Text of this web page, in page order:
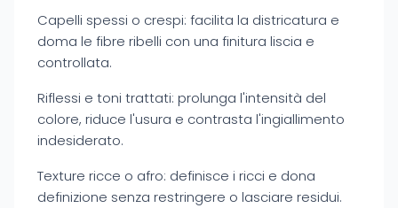
Capelli spessi o crespi: facilita la districatura e
doma le fibre ribelli con una finitura liscia e
controllata.
Riflessi e toni trattati: prolunga l'intensità del
colore, riduce l'usura e contrasta l'ingiallimento
indesiderato.
Texture ricce o afro: definisce i ricci e dona
definizione senza restringere o lasciare residui.